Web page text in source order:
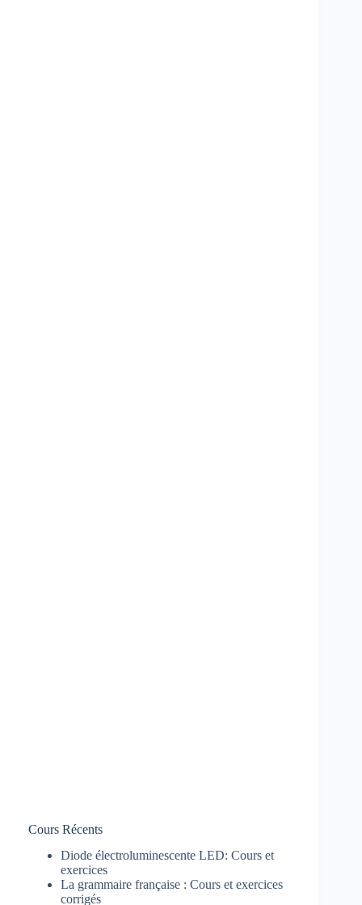
Cours Récents
Diode électroluminescente LED: Cours et
exercices
La grammaire française : Cours et exercices
corrigés